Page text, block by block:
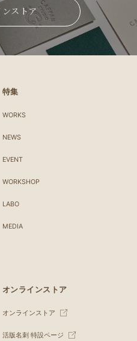
ンストア
特集
WORKS
NEWS
EVENT
WORKSHOP
LABO
MEDIA
オンラインストア
オンラインストア
活版名刺 特設ページ